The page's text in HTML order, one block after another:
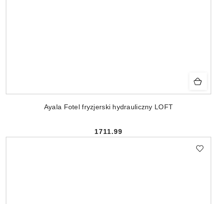
Ayala Fotel fryzjerski hydrauliczny LOFT
Cena:
1711.99